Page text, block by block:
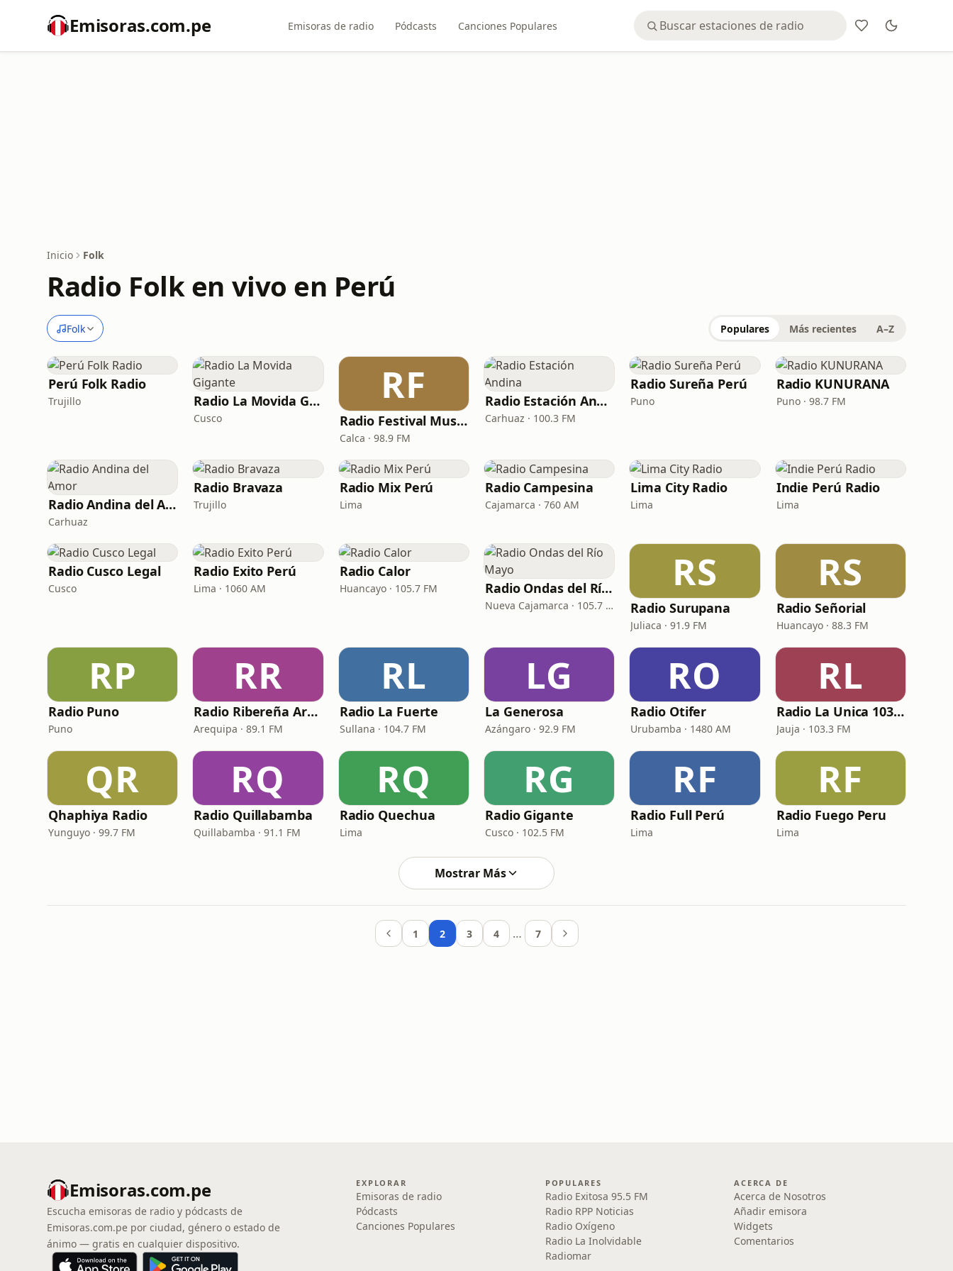
Emisoras.com.pe Emisoras de radio Pódcasts Canciones Populares
Inicio Folk
Radio Folk en vivo en Perú
Folk Populares Más recientes A–Z
Perú Folk Radio
Trujillo Radio La Movida Gigante
Cusco
RF
Radio Festival Musical
Calca · 98.9 FM
Radio Estación Andina
Carhuaz · 100.3 FM
Radio Sureña Perú
Puno
Radio KUNURANA
Puno · 98.7 FM
Radio Andina del Amor
Carhuaz
Radio Bravaza
Trujillo
Radio Mix Perú
Lima
Radio Campesina
Cajamarca · 760 AM
Lima City Radio
Lima
Indie Perú Radio
Lima
Radio Cusco Legal
Cusco
Radio Exito Perú
Lima · 1060 AM
Radio Calor
Huancayo · 105.7 FM Radio Ondas del Río Mayo
Nueva Cajamarca · 105.7 FM
RS
Radio Surupana
Juliaca · 91.9 FM
RS
Radio Señorial
Huancayo · 88.3 FM
RP
Radio Puno
Puno
RR
Radio Ribereña Arequipa
Arequipa · 89.1 FM
RL
Radio La Fuerte
Sullana · 104.7 FM
LG
La Generosa
Azángaro · 92.9 FM
RO
Radio Otifer
Urubamba · 1480 AM
RL
Radio La Unica 103.3 FM Jauja
Jauja · 103.3 FM
QR
Qhaphiya Radio
Yunguyo · 99.7 FM
RQ
Radio Quillabamba
Quillabamba · 91.1 FM
RQ
Radio Quechua
Lima
RG
Radio Gigante
Cusco · 102.5 FM
RF
Radio Full Perú
Lima
RF
Radio Fuego Peru
Lima
Mostrar Más
1 2 3 4 … 7
Emisoras.com.pe
Escucha emisoras de radio y pódcasts de
Emisoras.com.pe por ciudad, género o estado de
ánimo — gratis en cualquier dispositivo.
EXPLORAR
Emisoras de radio
Pódcasts
Canciones Populares
POPULARES
Radio Exitosa 95.5 FM
Radio RPP Noticias
Radio Oxígeno
Radio La Inolvidable
Radiomar
ACERCA DE
Acerca de Nosotros
Añadir emisora
Widgets
Comentarios